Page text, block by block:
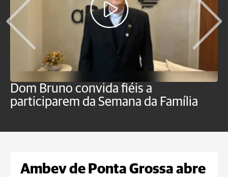
Dom Bruno convida fiéis a
participarem da Semana da Família
Ambev de Ponta Grossa abre